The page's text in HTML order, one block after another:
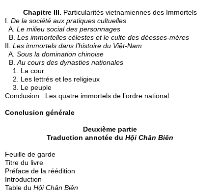
Chapitre III. Particularités vietnamiennes des Immortels
I. De la société aux pratiques cultuelles
A. Le milieu social des personnages
B. Les immortelles célestes et le culte des déesses-mères
II. Les immortels dans l’histoire du Việt-Nam
A. Sous la domination chinoise
B. Au cours des dynasties nationales
1. La cour
2. Les lettrés et les religieux
3. Le peuple
Conclusion : Les quatre immortels de l’ordre national
Conclusion générale
Deuxième partie
Traduction annotée du Hội Chân Biên
Feuille de garde
Titre du livre
Préface de la réédition
Introduction
Table du Hội Chân Biên